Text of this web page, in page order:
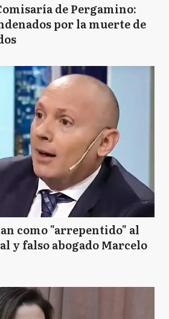
de Pergamino:
por la muerte de
como "arrepentido" al
y falso abogado Marcelo